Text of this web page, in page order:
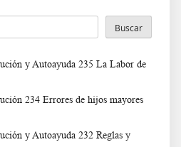
Buscar
y Autoayuda 235 La Labor de
234 Errores de hijos mayores
y Autoayuda 232 Reglas y